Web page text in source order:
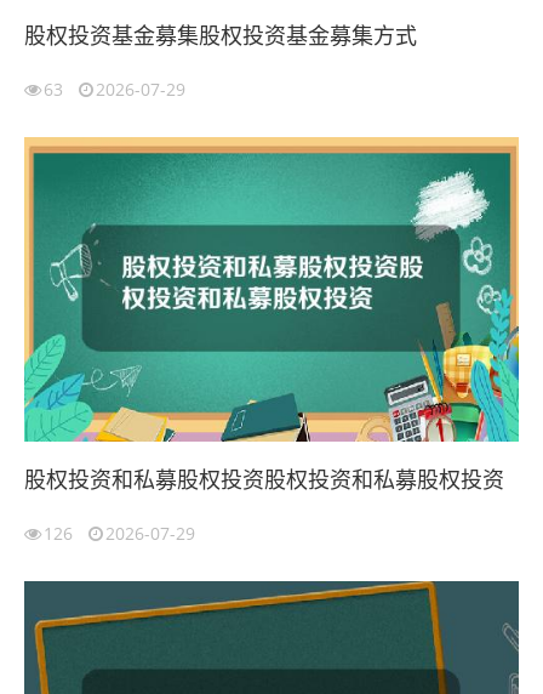
股权投资基金募集股权投资基金募集方式
63 2026-07-29
股权投资和私募股权投资股权投资和私募股权投资
126 2026-07-29